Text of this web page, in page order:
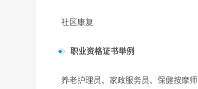
社区康复
职业资格证书举例
养老护理员、家政服务员、保健按摩师